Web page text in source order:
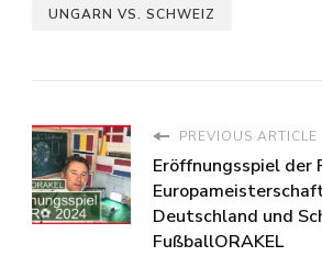
UNGARN VS. SCHWEIZ
PREVIOUS ARTICLE
Eröffnungsspiel der
Deutschland und
FußballORAKEL